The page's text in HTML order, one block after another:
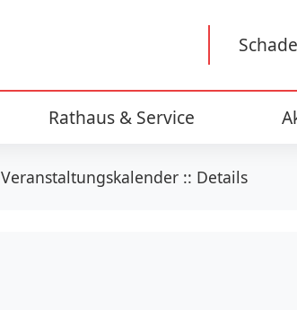
Rathaus & Service
Veranstaltungskalender :: Details